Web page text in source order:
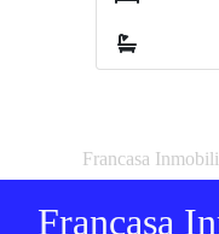
Francasa
Francasa